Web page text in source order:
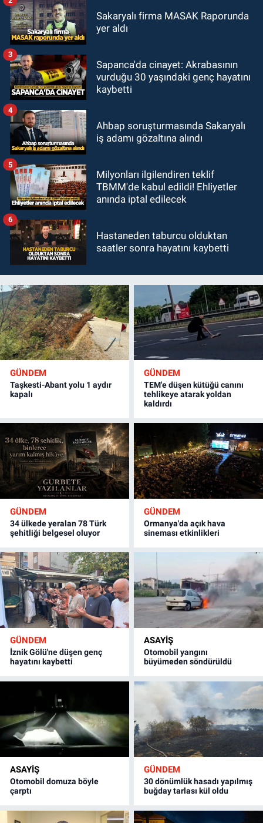
Sakaryalı firma MASAK Raporunda
yer aldı
Sapanca'da cinayet: Akrabasının
vurduğu 30 yaşındaki genç hayatını
kaybetti
3
Ahbap soruşturmasında Sakaryalı
iş adamı gözaltına alındı
4
Milyonları ilgilendiren teklif
TBMM'de kabul edildi! Ehliyetler
anında iptal edilecek
5
Hastaneden taburcu olduktan
saatler sonra hayatını kaybetti
6
GÜNDEM
Taşkesti-Abant yolu 1 aydır
kapalı
GÜNDEM
TEM'e düşen kütüğü canını
tehlikeye atarak yoldan
kaldırdı
GÜNDEM
34 ülkede yeralan 78 Türk
şehitliği belgesel oluyor
GÜNDEM
Ormanya'da açık hava
sineması etkinlikleri
GÜNDEM
İznik Gölü'ne düşen genç
hayatını kaybetti
ASAYİŞ
Otomobil yangını
büyümeden söndürüldü
ASAYİŞ
Otomobil domuza böyle
çarptı
GÜNDEM
30 dönümlük hasadı yapılmış
buğday tarlası kül oldu